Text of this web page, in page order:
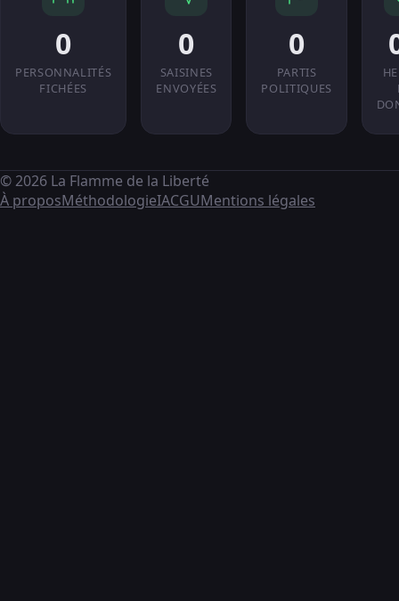
0
PERSONNALITÉS
FICHÉES
0
SAISINES
ENVOYÉES
0
PARTIS
POLITIQUES
© 2026 La Flamme de la Liberté
À proposMéthodologieIACGUMentions légales